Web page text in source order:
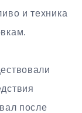
и техника
после